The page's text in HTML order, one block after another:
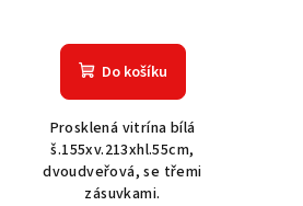
Do košíku
Prosklená vitrína bílá
š.155xv.213xhl.55cm,
dvoudveřová, se třemi
zásuvkami.